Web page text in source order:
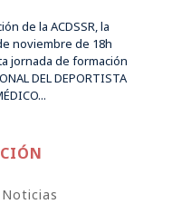
de la ACDSSR, la
noviembre de 18h
jornada de formación
DEL DEPORTISTA
Noticias